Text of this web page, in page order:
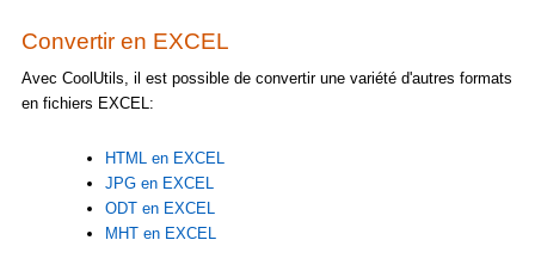
Convertir en EXCEL
Avec CoolUtils, il est possible de convertir une variété d'autres formats
en fichiers EXCEL:
HTML en EXCEL
JPG en EXCEL
ODT en EXCEL
MHT en EXCEL